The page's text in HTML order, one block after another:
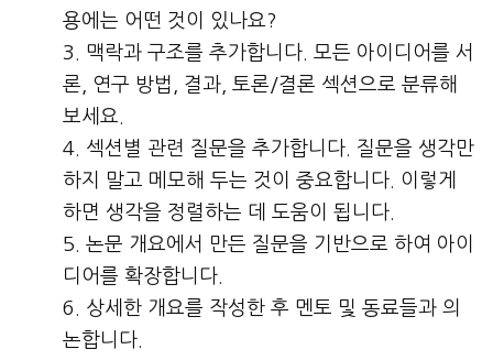
용에는 어떤 것이 있나요?
맥락과 구조를 추가합니다. 모든 아이디어를 서
론, 연구 방법, 결과, 토론/결론 섹션으로 분류해
보세요.
섹션별 관련 질문을 추가합니다. 질문을 생각만
하지 말고 메모해 두는 것이 중요합니다. 이렇게
하면 생각을 정렬하는 데 도움이 됩니다.
논문 개요에서 만든 질문을 기반으로 하여 아이
디어를 확장합니다.
상세한 개요를 작성한 후 멘토 및 동료들과 의
논합니다.